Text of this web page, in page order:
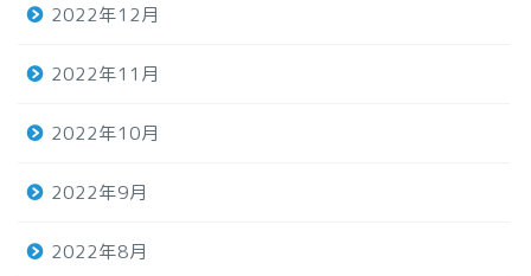
2022年12月
2022年11月
2022年10月
2022年9月
2022年8月